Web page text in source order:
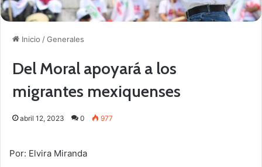
Inicio /Generales
Del Moral apoyará a los
migrantes mexiquenses
abril 12, 2023 0 977
Por: Elvira Miranda